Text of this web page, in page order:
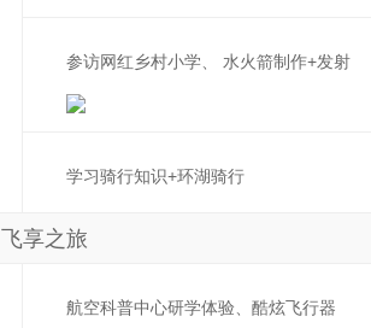
参访网红乡村小学、 水火箭制作+发射
学习骑行知识+环湖骑行
飞享之旅
航空科普中心研学体验、酷炫飞行器